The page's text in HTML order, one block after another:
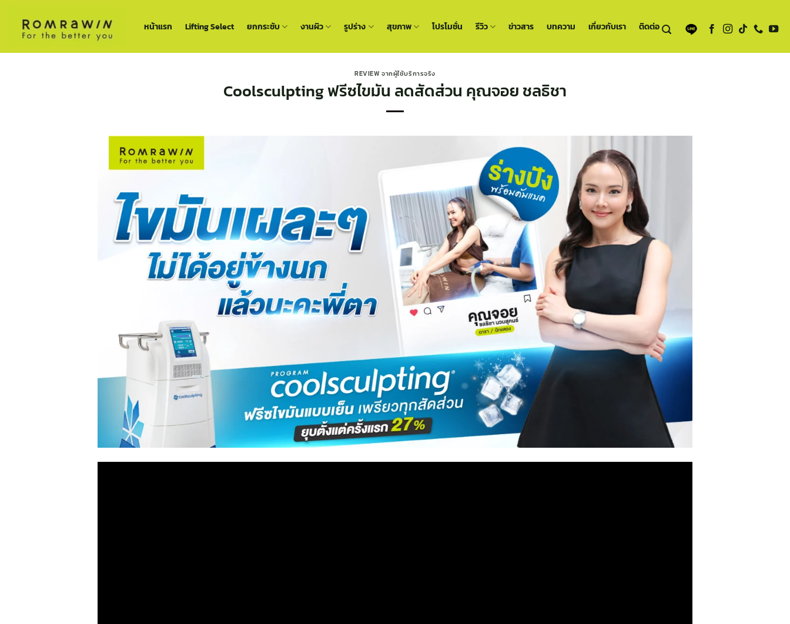
เนื้อหา
หน้าแรก Lifting Select ยกกระชับ งานผิว รูปร่าง สุขภาพ โปรโมชั่น รีวิว ข่าวสาร บทความ เกี่ยวกับเรา ติดต่อ
REVIEW จากผู้ใช้บริการจริง
Coolsculpting ฟรีซไขมัน ลดสัดส่วน คุณจอย ชลธิชา